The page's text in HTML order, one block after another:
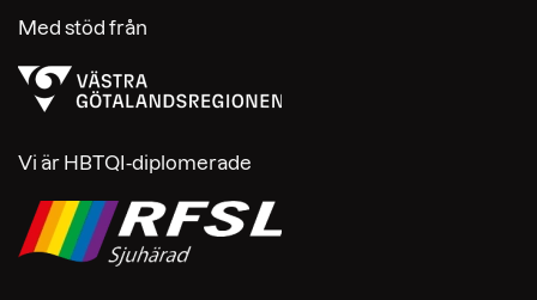
Med stöd från
Vi är HBTQI-diplomerade